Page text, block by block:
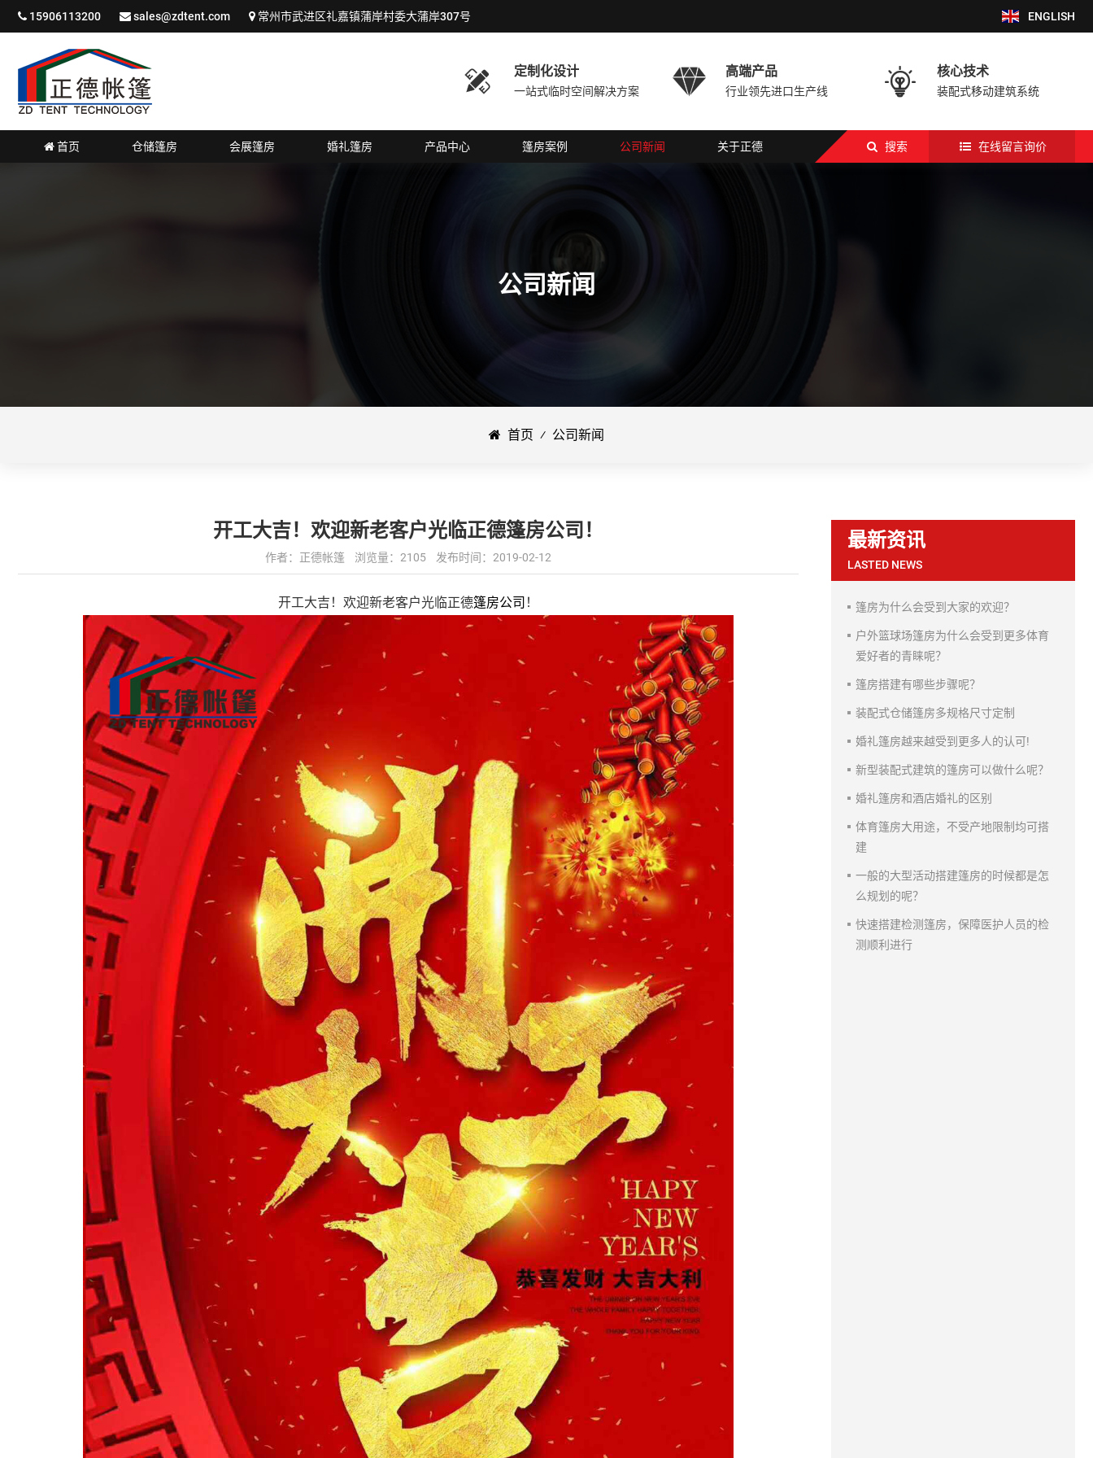
15906113200 sales@zdtent.com 常州市武进区礼嘉镇蒲岸村委大蒲岸307号 ENGLISH
 定制化设计
一站式临时空间解决方案  高端产品
行业领先进口生产线  核心技术
装配式移动建筑系统
在线留言询价
搜索
首页 仓储篷房 会展篷房 婚礼篷房 产品中心 篷房案例 公司新闻 关于正德
公司新闻
首页 ⁄ 公司新闻
开工大吉！欢迎新老客户光临正德篷房公司！
作者：正德帐篷 浏览量：2105 发布时间：2019-02-12
开工大吉！欢迎新老客户光临正德篷房公司 ！
最新资讯
LASTED NEWS
篷房为什么会受到大家的欢迎？
户外篮球场篷房为什么会受到更多体育
爱好者的青睐呢？
篷房搭建有哪些步骤呢？
装配式仓储篷房多规格尺寸定制
婚礼篷房越来越受到更多人的认可!
新型装配式建筑的篷房可以做什么呢？
婚礼篷房和酒店婚礼的区别
体育篷房大用途，不受产地限制均可搭
建
一般的大型活动搭建篷房的时候都是怎
么规划的呢？
快速搭建检测篷房，保障医护人员的检
测顺利进行